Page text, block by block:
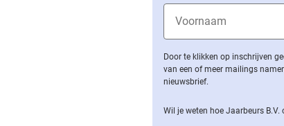
Door te klikken op inschrijven
van een of meer mailings
nieuwsbrief.
Wil je weten hoe Jaarbeurs